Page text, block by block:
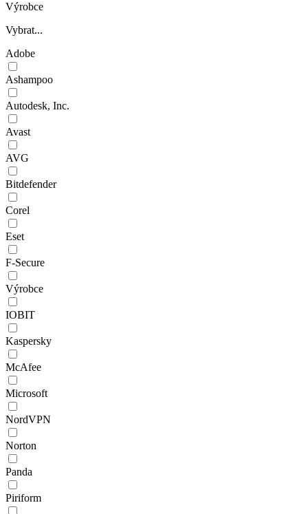
Výrobce
Vybrat...
Adobe
Ashampoo
Autodesk, Inc.
Avast
AVG
Bitdefender
Corel
Eset
F-Secure
Výrobce
IOBIT
Kaspersky
McAfee
Microsoft
NordVPN
Norton
Panda
Piriform